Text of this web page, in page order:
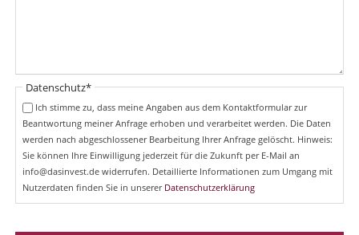
Pflichtfeld
Datenschutz*
Ich stimme zu, dass meine Angaben aus dem Kontaktformular zur
Beantwortung meiner Anfrage erhoben und verarbeitet werden. Die Daten
werden nach abgeschlossener Bearbeitung Ihrer Anfrage gelöscht. Hinweis:
Sie können Ihre Einwilligung jederzeit für die Zukunft per E-Mail an
info@dasinvest.de widerrufen. Detaillierte Informationen zum Umgang mit
Nutzerdaten finden Sie in unserer Datenschutzerklärung